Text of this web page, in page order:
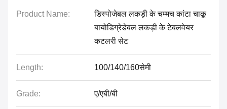
Product Name:
डिस्पोजेबल लकड़ी के चम्मच कांटा चाकू
बायोडिग्रेडेबल लकड़ी के टेबलवेयर
कटलरी सेट
Length: 100/140/160सेमी
Grade: ए/एबी/बी